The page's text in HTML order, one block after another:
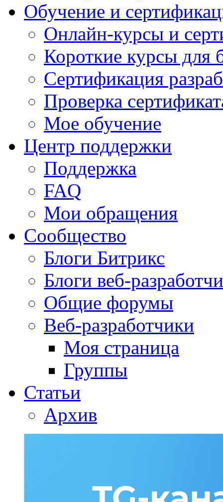
Обучение и
Онлайн-курсы и
Короткие курсы для
Сертификация
Проверка
Мое обучение
Центр поддержки
Поддержка
FAQ
Мои обращения
Сообщество
Блоги Битрикс
Блоги веб-
Общие форумы
Веб-разработчики
Моя страница
Группы
Статьи
Архив